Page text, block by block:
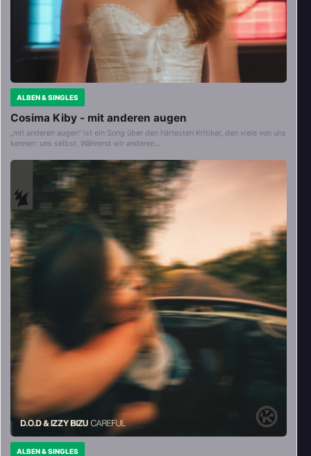
ALBEN & SINGLES
Cosima Kiby - mit anderen augen
„mit anderen augen“ ist ein Song über den härtesten Kritiker, den viele von uns
kennen: uns selbst. Während wir anderen…
ALBEN & SINGLES